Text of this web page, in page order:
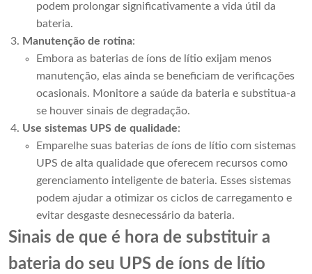
podem prolongar significativamente a vida útil da
bateria.
Manutenção de rotina:
Embora as baterias de íons de lítio exijam menos
manutenção, elas ainda se beneficiam de verificações
ocasionais. Monitore a saúde da bateria e substitua-a
se houver sinais de degradação.
Use sistemas UPS de qualidade:
Emparelhe suas baterias de íons de lítio com sistemas
UPS de alta qualidade que oferecem recursos como
gerenciamento inteligente de bateria. Esses sistemas
podem ajudar a otimizar os ciclos de carregamento e
evitar desgaste desnecessário da bateria.
Sinais de que é hora de substituir a
bateria do seu UPS de íons de lítio